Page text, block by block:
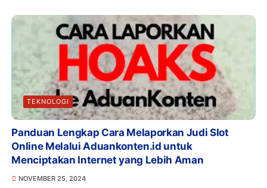
TEKNOLOGI
Panduan Lengkap Cara Melaporkan Judi Slot
Online Melalui Aduankonten.id untuk
Menciptakan Internet yang Lebih Aman
NOVEMBER 25, 2024